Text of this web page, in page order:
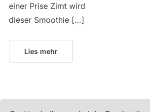
einer Prise Zimt wird
dieser Smoothie […]
Lies mehr